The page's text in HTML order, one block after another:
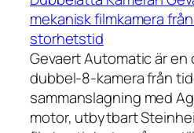
mekanisk filmkamera
storhetstid
Gevaert Automatic är en
dubbel-8-kamera från
sammanslagning med
motor, utbytbart